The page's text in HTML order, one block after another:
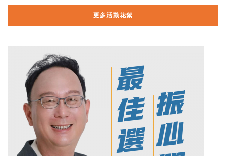
更多活動花絮